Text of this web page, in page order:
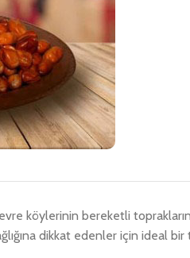
köylerinin bereketli
dikkat edenler için ideal bir